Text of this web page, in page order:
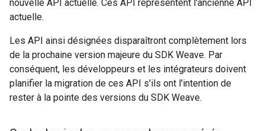
nouvelle API actuelle. Ces API représentent l'ancienne API
actuelle.
Les API ainsi désignées disparaîtront complètement lors
de la prochaine version majeure du SDK Weave. Par
conséquent, les développeurs et les intégrateurs doivent
planifier la migration de ces API s'ils ont l'intention de
rester à la pointe des versions du SDK Weave.